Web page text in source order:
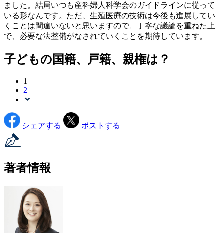
ました。結局いつも産科婦人科学会のガイドラインに従って
いる形なんです。ただ、生殖医療の技術は今後も進展してい
くことは間違いないと思いますので、丁寧な議論を重ねた上
で、必要な法整備がなされていくことを期待しています。
子どもの国籍、戸籍、親権は？
1
2
シェアする ポストする
著者情報